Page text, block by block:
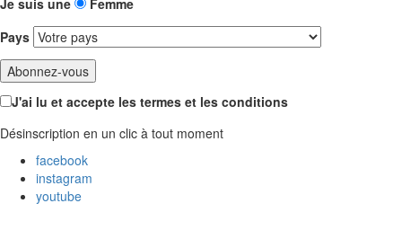
Je suis une
Femme
Pays
J'ai lu et accepte les termes et les conditions
Désinscription en un clic à tout moment
facebook
instagram
youtube